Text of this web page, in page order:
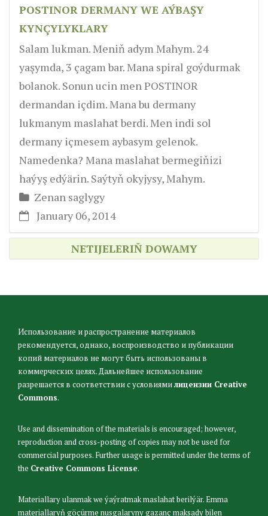
POSTINOR DERMANY WE AÝBAŞY
KYNÇYLYKLARY
Salam lukman. Meniň adym Mahym. 24
yaşymda, 3 çagam bar. Mana spiral goýdurmak
bolanok. Sonun ucin men POSTINOR
dermandan içdim. Mana bu dermany
lukmanym maslahat berdi. Men indi sol
dermany içmesem aybasym gelenok.
Namedenka? Mana maslahat bermegiňizi
haýyş edýärin. Saýtyň okyjysy, Mahym.
Zenan saglygy
January 06, 2014
NETIJELERIŇ DOWAMY
Использование и распространение материалов
рекомендуется, однако, воспроизводство и публикации
копий материалов не могут быть использованы в
коммерческих целях. Дальнейшее использование
разрешается в соответствии с условиямилицензии Creative
Commons.
Use and dissemination of the materials is encouraged; however,
reproduction and cross-posting of copies may not be used for
commercial purposes. Further usage is permitted under the terms of
the Creative Commons License.
Materiallary ulanmak we ýaýratmak maslahat berilýär. Emma
materiallaryň göçürme nusgalaryny gazanç maksady bilen